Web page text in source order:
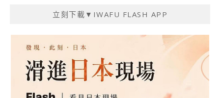
立刻下載▼IWAFU FLASH APP